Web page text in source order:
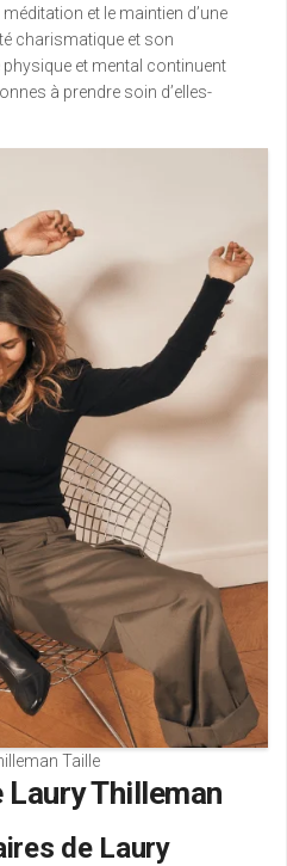
et le maintien d’une
charismatique et son
physique et mental continuent
à prendre soin d’elles-
Taille
Laury Thilleman
de Laury